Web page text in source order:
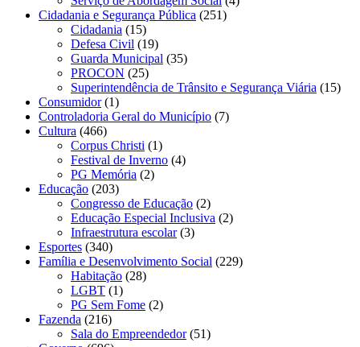
Cidadania e Segurança Pública (251)
Cidadania (15)
Defesa Civil (19)
Guarda Municipal (35)
PROCON (25)
Superintendência de Trânsito e Segurança Viária (15)
Consumidor(1)
Controladoria Geral do Município (7)
Cultura (466)
Corpus Christi (1)
Festival de Inverno (4)
PG Memória (2)
Educação (203)
Congresso de Educação (2)
Educação Especial Inclusiva (2)
Infraestrutura escolar(3)
Esportes (340)
Família e Desenvolvimento Social (229)
Habitação (28)
LGBT (1)
PG Sem Fome (2)
Fazenda (216)
Sala do Empreendedor(51)